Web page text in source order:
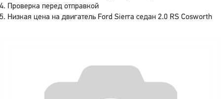
Проверка перед отправкой
Низкая цена на двигатель Ford Sierra седан 2.0 RS Cosworth